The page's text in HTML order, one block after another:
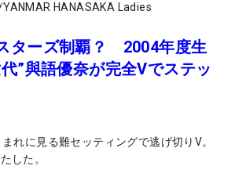
YANMAR HANASAKA Ladies
ターズ制覇？ 2004年度生
”與語優奈が完全Vでステッ
れに見る難セッティングで逃げ切りV。
した。